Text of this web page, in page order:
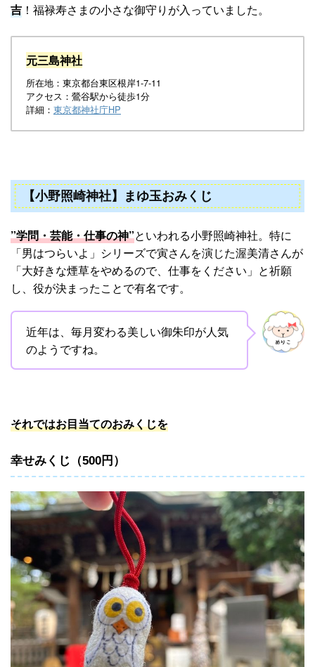
吉 ！福禄寿さまの小さな御守りが入っていました。
元三島神社
所在地：東京都台東区根岸1-7-11
アクセス：鶯谷駅から徒歩1分
詳細： 東京都神社庁HP
【小野照崎神社】まゆ玉おみくじ
”学問・芸能・仕事の神”といわれる小野照崎神社。特に
「男はつらいよ」シリーズで寅さんを演じた渥美清さんが
「大好きな煙草をやめるので、仕事をください」と祈願
し、役が決まったことで有名です。
近年は、毎月変わる美しい御朱印が人気
のようですね。
それではお目当てのおみくじを
幸せみくじ（500円）